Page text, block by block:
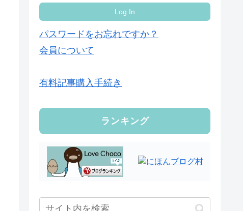
パスワードをお忘れですか？
会員について
有料記事購入手続き
ランキング